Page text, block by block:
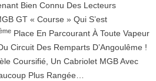
Bien Connu Des Lecteurs
GT « Course » Qui S’est
Place En Parcourant À Toute Vapeur
Circuit Des Remparts D’Angoulême !
Coursifié, Un Cabriolet MGB Avec
Plus Rangée…